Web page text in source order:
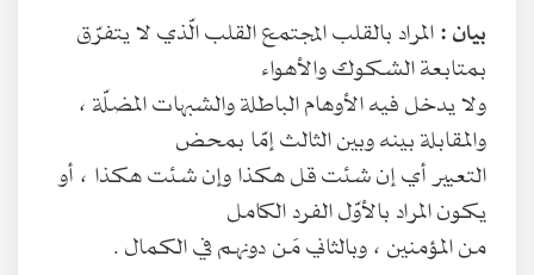
بيان :المراد بالقلب المجتمع القلب الّذي لا يتفرّق
بمتابعة الشكوك والأهواء
ولا يدخل فيه الأوهام الباطلة والشبهات المضلّة ،
والمقابلة بينه وبين الثالث إمّا بمحض
التعبير أي إن شئت قل هكذا وإن شئت هكذا ، أو
يكون المراد بالأوّل الفرد الكامل
من المؤمنين ، وبالثاني مَن دونهم في الكمال .